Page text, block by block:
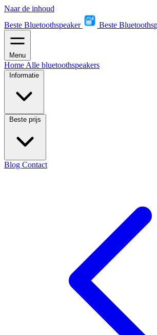
Naar de inhoud
Beste Bluetoothspeaker
Beste
Menu
Home Alle bluetoothspeakers
Informatie
Beste prijs
Blog Contact